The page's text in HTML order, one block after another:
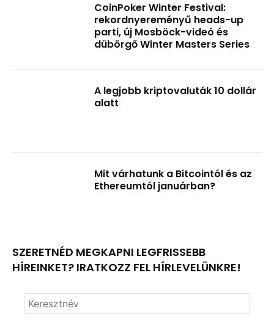
CoinPoker Winter Festival:
rekordnyereményű heads-up
parti, új Mosböck-videó és
dübörgő Winter Masters Series
A legjobb kriptovaluták 10 dollár
alatt
Mit várhatunk a Bitcointól és az
Ethereumtól januárban?
SZERETNÉD MEGKAPNI LEGFRISSEBB
HÍREINKET? IRATKOZZ FEL HÍRLEVELÜNKRE!